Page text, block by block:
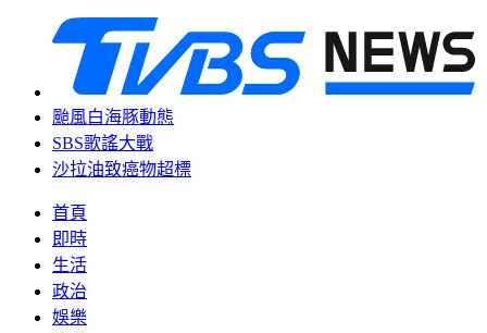
颱風白海豚動態
SBS歌謠大戰
沙拉油致癌物超標
首頁
即時
生活
政治
娛樂